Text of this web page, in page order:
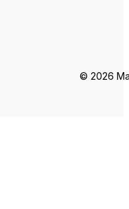
© 2026